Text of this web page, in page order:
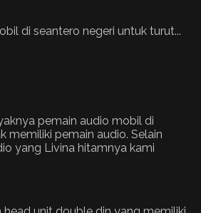
di seantero negeri untuk turut...
pemain audio mobil di
memiliki pemain audio. Selain
yang Livina hitamnya kami